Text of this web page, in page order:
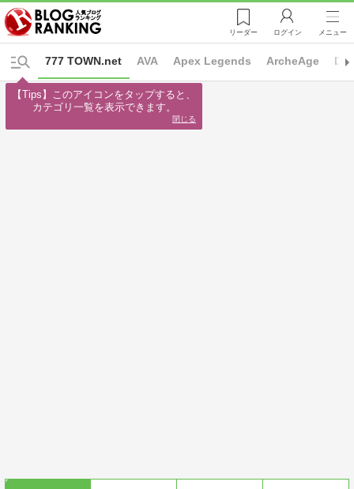
リーダー ログイン メニュー
777 TOWN.net AVA Apex Legends ArcheAge
【Tips】このアイコンをタップすると、
カテゴリ一覧を表示できます。
閉じる